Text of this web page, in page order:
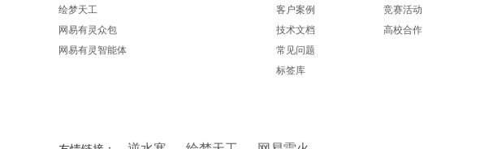
绘梦天工
网易有灵众包
网易有灵智能体
客户案例
技术文档
常见问题
标签库
竞赛活动
高校合作